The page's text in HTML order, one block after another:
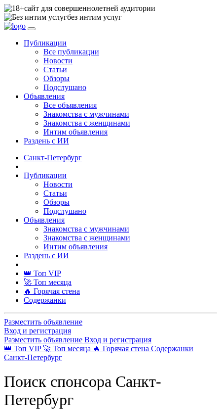
сайт для совершеннолетней аудитории
без интим услуг
Публикации
Все публикации
Новости
Статьи
Обзоры
Подслушано
Объявления
Все объявления
Знакомства с мужчинами
Знакомства с женщинами
Интим объявления
Раздень с ИИ
Санкт-Петербург
Публикации
Новости
Статьи
Обзоры
Подслушано
Объявления
Знакомства с мужчинами
Знакомства с женщинами
Интим объявления
Раздень с ИИ
👑 Топ VIP
🚀 Топ месяца
🔥 Горячая стена
Содержанки
Разместить объявление
Вход и регистрация
Разместить объявление Вход и регистрация
👑 Топ VIP 🚀 Топ месяца 🔥 Горячая стена Содержанки
Санкт-Петербург
Поиск спонсора Санкт-
Петербург